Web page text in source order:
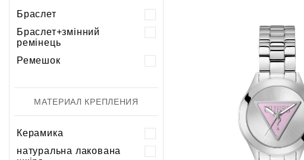
Браслет
Браслет+змінний
ремінець
Ремешок
МАТЕРИАЛ КРЕПЛЕНИЯ
Керамика
натуральна лакована